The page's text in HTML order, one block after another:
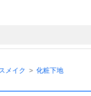
メイク 化粧下地